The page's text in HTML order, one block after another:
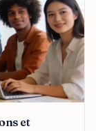
et